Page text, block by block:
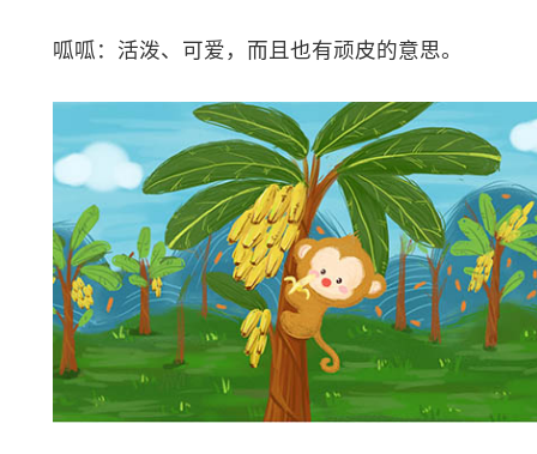
呱呱：活泼、可爱，而且也有顽皮的意思。